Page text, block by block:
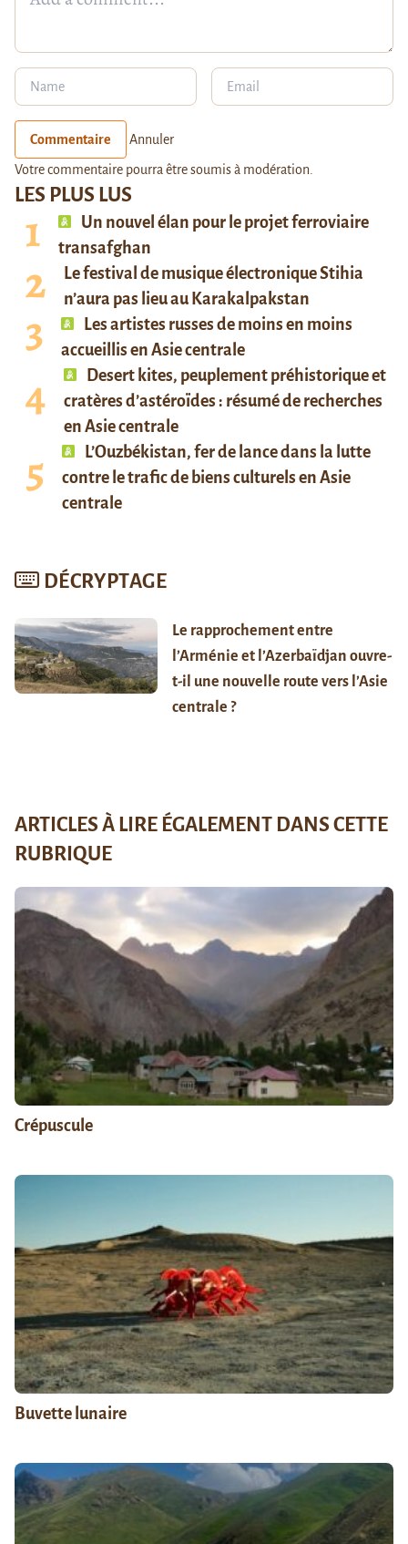
LES PLUS LUS
Un nouvel élan pour le projet ferroviaire
transafghan
Le festival de musique électronique Stihia
n’aura pas lieu au Karakalpakstan
Les artistes russes de moins en moins
accueillis en Asie centrale
Desert kites, peuplement préhistorique et
cratères d’astéroïdes : résumé de recherches
en Asie centrale
L’Ouzbékistan, fer de lance dans la lutte
contre le trafic de biens culturels en Asie
centrale
DÉCRYPTAGE
Le rapprochement entre
l’Arménie et l’Azerbaïdjan ouvre-
t-il une nouvelle route vers l’Asie
centrale ?
Commentaire Annuler
Votre commentaire pourra être soumis à modération.
ARTICLES À LIRE ÉGALEMENT DANS CETTE
RUBRIQUE
Crépuscule
Buvette lunaire